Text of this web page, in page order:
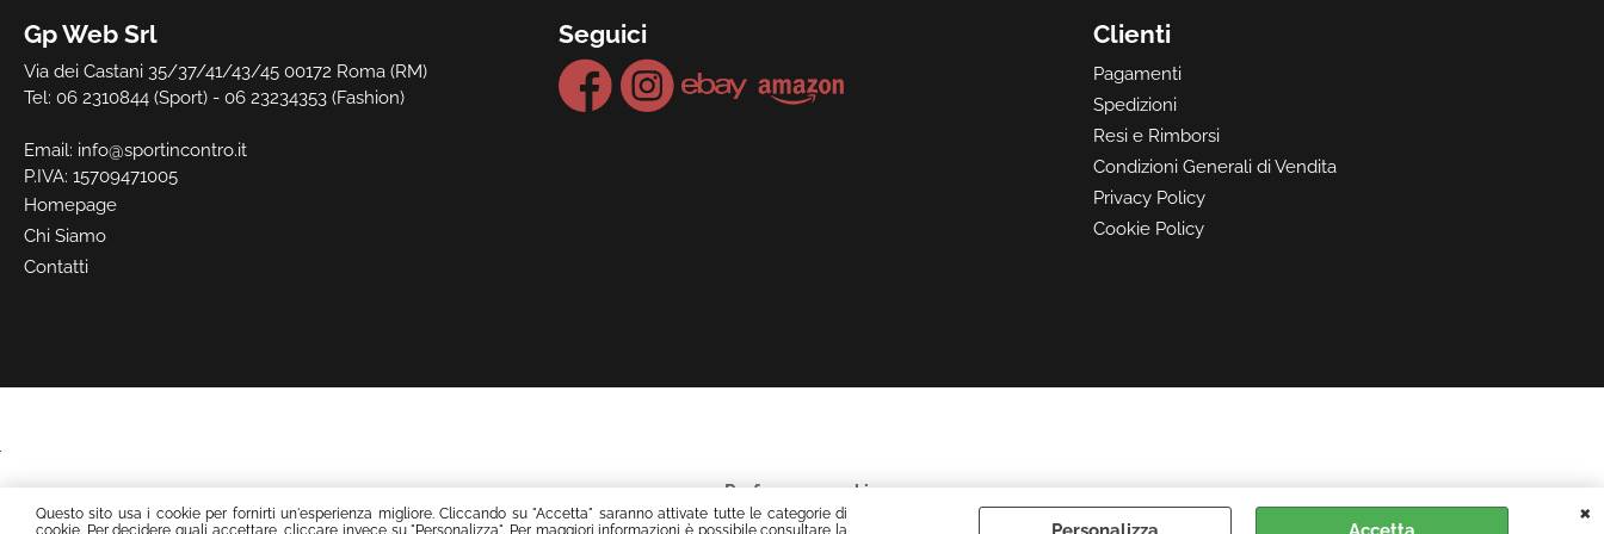
Questo sito usa i cookie per fornirti un'esperienza migliore. Cliccando su "Accetta" saranno attivate tutte le categorie di
cookie. Per decidere quali accettare, cliccare invece su "Personalizza". Per maggiori informazioni è possibile consultare la
Gp Web Srl
Via dei Castani 35/37/41/43/45 00172 Roma (RM)
Tel: 06 2310844 (Sport) - 06 23234353 (Fashion)
Email: info@sportincontro.it
P.IVA: 15709471005
Homepage
Chi Siamo
Contatti
Seguici Clienti
Pagamenti
Spedizioni
Resi e Rimborsi
Condizioni Generali di Vendita
Privacy Policy
Cookie Policy
Preferenze cookie